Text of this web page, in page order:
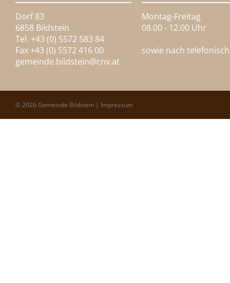
Dorf 83
6858 Bildstein
Tel. +43 (0) 5572 583 84
Fax +43 (0) 5572 416 00
gemeinde.bildstein@cnv.at
Montag-Freitag
08.00 - 12.00 Uhr
sowie nach
© 2026 Gemeinde Bildstein | Impressum